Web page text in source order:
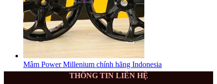
Mâm Power Millenium chính hãng Indonesia
THÔNG TIN LIÊN HỆ